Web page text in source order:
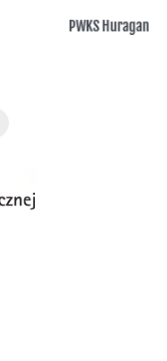
PWKS Huragan